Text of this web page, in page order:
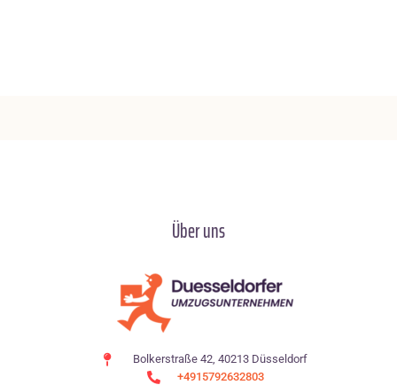
Über uns
Bolkerstraße 42, 40213 Düsseldorf
+4915792632803